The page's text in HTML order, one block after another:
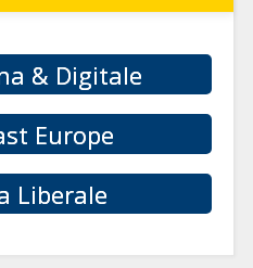
& Digitale
Europe
Liberale